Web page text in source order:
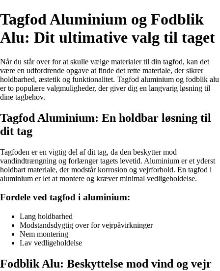
Tagfod Aluminium og Fodblik
Alu: Dit ultimative valg til taget
Når du står over for at skulle vælge materialer til din tagfod, kan det
være en udfordrende opgave at finde det rette materiale, der sikrer
holdbarhed, æstetik og funktionalitet. Tagfod aluminium og fodblik alu
er to populære valgmuligheder, der giver dig en langvarig løsning til
dine tagbehov.
Tagfod Aluminium: En holdbar løsning til
dit tag
Tagfoden er en vigtig del af dit tag, da den beskytter mod
vandindtrængning og forlænger tagets levetid. Aluminium er et yderst
holdbart materiale, der modstår korrosion og vejrforhold. En tagfod i
aluminium er let at montere og kræver minimal vedligeholdelse.
Fordele ved tagfod i aluminium:
Lang holdbarhed
Modstandsdygtig over for vejrpåvirkninger
Nem montering
Lav vedligeholdelse
Fodblik Alu: Beskyttelse mod vind og vejr